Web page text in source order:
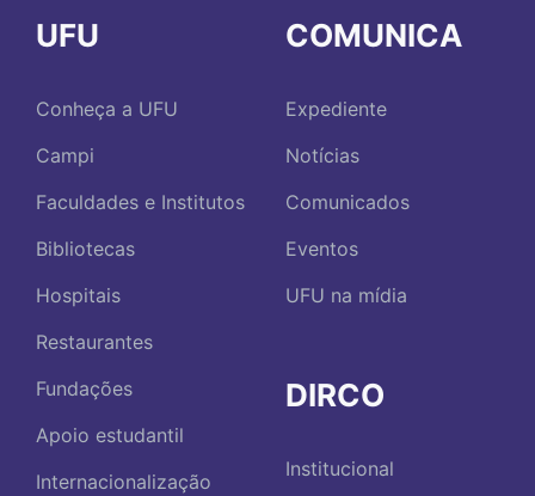
UFU
Conheça a UFU
Campi
Faculdades e Institutos
Bibliotecas
Hospitais
Restaurantes
Fundações
Apoio estudantil
Internacionalização
COMUNICA
Expediente
Notícias
Comunicados
Eventos
UFU na mídia
DIRCO
Institucional